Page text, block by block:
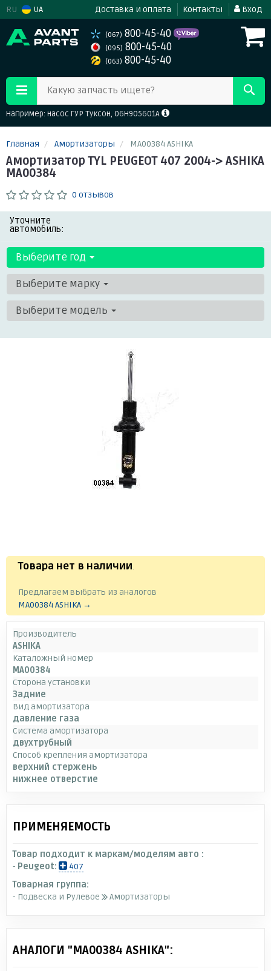
RU UA Доставка и оплата Контакты Вход
(067) 800-45-40
(095) 800-45-40
(063) 800-45-40
Какую запчасть ищете?
Например: насос ГУР Туксон, 06H905601A
Главная Амортизаторы MA00384 ASHIKA
Амортизатор TYL PEUGEOT 407 2004-> ASHIKA
MA00384
0 отзывов
Уточните
автомобиль:
Выберите год
Выберите марку
Выберите модель
Товара нет в наличии.
Предлагаем выбрать из аналогов
MA00384 ASHIKA →
Производитель
ASHIKA
Каталожный номер
MA00384
Сторона установки
Задние
Вид амортизатора
давление газа
Система амортизатора
двухтрубный
Способ крепления амортизатора
верхний стержень
нижнее отверстие
ПРИМЕНЯЕМОСТЬ
Товар подходит к маркам/моделям авто :
- Peugeot:
407
Товарная группа:
- Подвеска и Рулевое
Амортизаторы
АНАЛОГИ "MA00384 ASHIKA":